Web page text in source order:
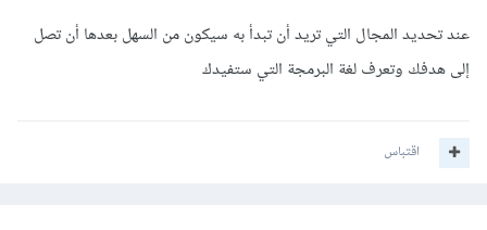
عند تحديد المجال التي تريد أن تبدأ به سيكون من السهل بعدها أن تصل
إلى هدفك وتعرف لغة البرمجة التي ستفيدك
اقتباس